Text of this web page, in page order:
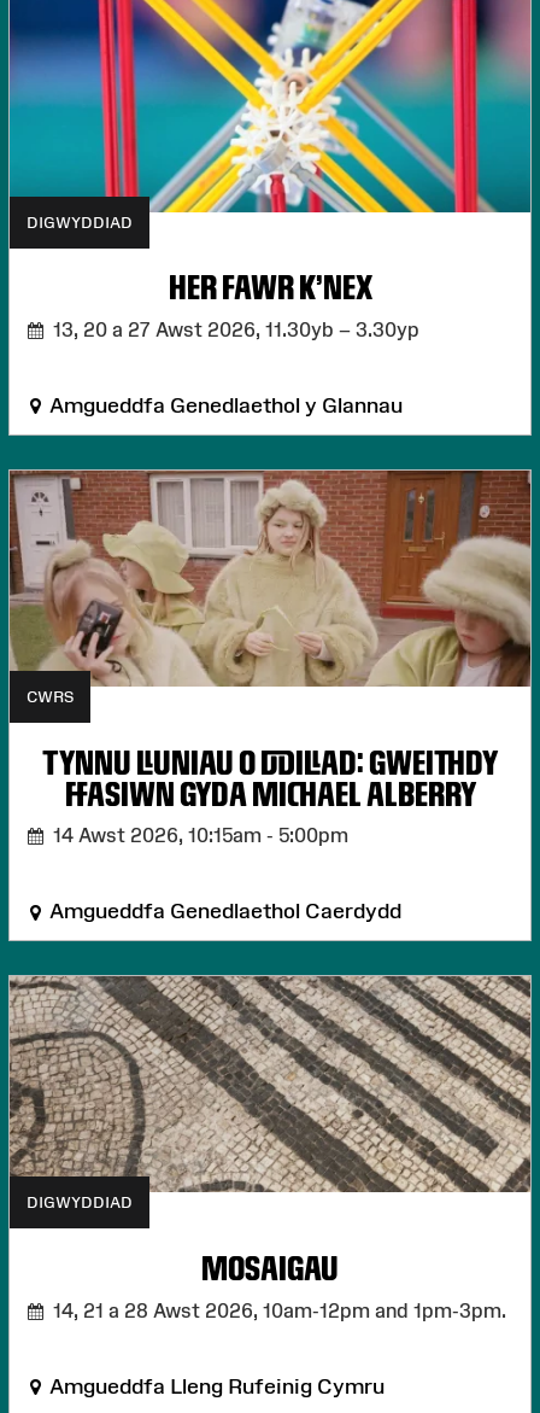
DIGWYDDIAD
HER FAWR K'NEX
13, 20 a 27 Awst 2026, 11.30yb – 3.30yp
Amgueddfa Genedlaethol y Glannau
CWRS
TYNNU LLUNIAU O DDILLAD: GWEITHDY
FFASIWN GYDA MICHAEL ALBERRY
14 Awst 2026, 10:15am - 5:00pm
Amgueddfa Genedlaethol Caerdydd
DIGWYDDIAD
MOSAIGAU
14, 21 a 28 Awst 2026, 10am-12pm and 1pm-3pm.
Amgueddfa Lleng Rufeinig Cymru